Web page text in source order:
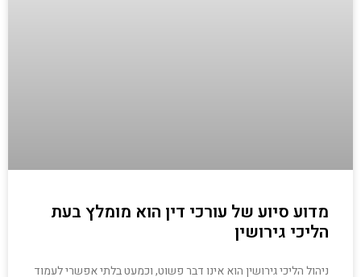
מדוע סיוע של עורכי דין הוא מומלץ בעת
הליכי גירושין
ניהול הליכי גירושין הוא אינו דבר פשוט, וכמעט בלתי אפשרי לעמוד